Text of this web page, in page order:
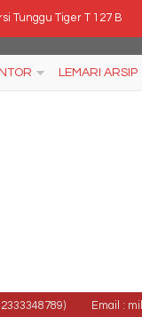
Tunggu Tiger T 127 B
Kantor Polaris B 36
Kantor Indachi Cyber I AL
Kursi Tunggu ICHIKO IC
LEMARI ARSIP
Email :